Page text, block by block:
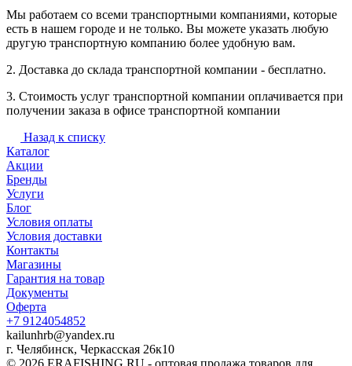
Мы работаем со всеми транспортными компаниями, которые
есть в нашем городе и не только. Вы можете указать любую
другую транспортную компанию более удобную вам.
2. Доставка до склада транспортной компании - бесплатно.
3. Стоимость услуг транспортной компании оплачивается при
получении заказа в офисе транспортной компании
Назад к списку
Каталог
Акции
Бренды
Услуги
Блог
Условия оплаты
Условия доставки
Контакты
Магазины
Гарантия на товар
Документы
Оферта
+7 9124054852
kailunhrb@yandex.ru
г. Челябинск, Черкасская 26к10
© 2026 ERAFISHING.RU - оптовая продажа товаров для